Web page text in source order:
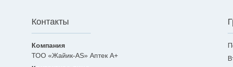
Контакты
ТОО «Жайик-AS» Аптек А+